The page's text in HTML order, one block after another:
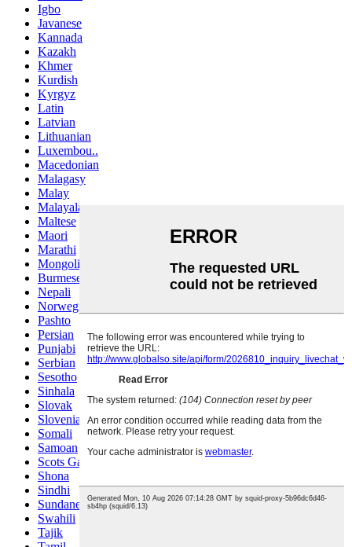
Igbo
Javanese
Kannada
Kazakh
Khmer
Kurdish
Kyrgyz
Latin
Latvian
Lithuanian
Luxembou..
Macedonian
Malagasy
Malay
Malayalam
Maltese
Maori
Marathi
Mongolian
Burmese
Nepali
Norwegian
Pashto
Persian
Punjabi
Serbian
Sesotho
Sinhala
Slovak
Slovenian
Somali
Samoan
Scots Gaelic
Shona
Sindhi
Sundanese
Swahili
Tajik